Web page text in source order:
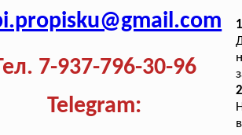
7-937-796-30-96
Telegram: